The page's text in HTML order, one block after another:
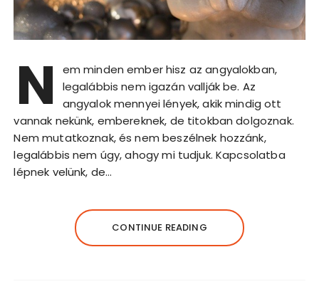
N
em minden ember hisz az angyalokban,
legalábbis nem igazán vallják be. Az
angyalok mennyei lények, akik mindig ott
vannak nekünk, embereknek, de titokban dolgoznak.
Nem mutatkoznak, és nem beszélnek hozzánk,
legalábbis nem úgy, ahogy mi tudjuk. Kapcsolatba
lépnek velünk, de…
CONTINUE READING